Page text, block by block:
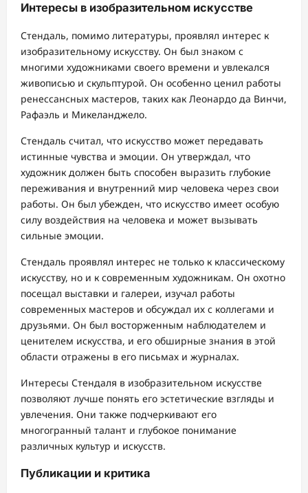
Интересы в изобразительном искусстве
Стендаль, помимо литературы, проявлял интерес к
изобразительному искусству. Он был знаком с
многими художниками своего времени и увлекался
живописью и скульптурой. Он особенно ценил работы
ренессансных мастеров, таких как Леонардо да Винчи,
Рафаэль и Микеланджело.
Стендаль считал, что искусство может передавать
истинные чувства и эмоции. Он утверждал, что
художник должен быть способен выразить глубокие
переживания и внутренний мир человека через свои
работы. Он был убежден, что искусство имеет особую
силу воздействия на человека и может вызывать
сильные эмоции.
Стендаль проявлял интерес не только к классическому
искусству, но и к современным художникам. Он охотно
посещал выставки и галереи, изучал работы
современных мастеров и обсуждал их с коллегами и
друзьями. Он был восторженным наблюдателем и
ценителем искусства, и его обширные знания в этой
области отражены в его письмах и журналах.
Интересы Стендаля в изобразительном искусстве
позволяют лучше понять его эстетические взгляды и
увлечения. Они также подчеркивают его
многогранный талант и глубокое понимание
различных культур и искусств.
Публикации и критика